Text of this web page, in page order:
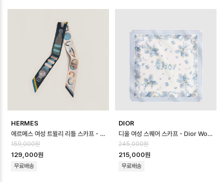
HERMES
에르메스 여성 트윌리 리틀 스카프 - Hermes Womens Twilly Little S…
159,000원
129,000원
무료배송
DIOR
디올 여성 스퀘어 스카프 - Dior Womens Square Scarf - acc8742…
245,000원
215,000원
무료배송